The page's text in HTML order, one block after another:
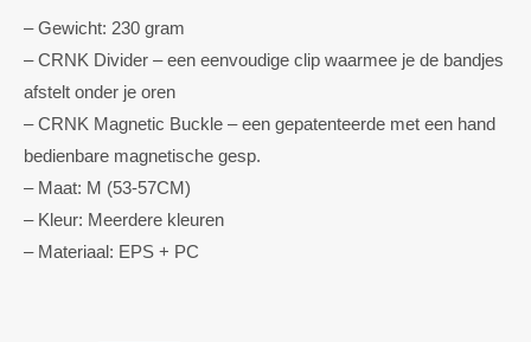
– Gewicht: 230 gram
– CRNK Divider – een eenvoudige clip waarmee je de bandjes
afstelt onder je oren
– CRNK Magnetic Buckle – een gepatenteerde met een hand
bedienbare magnetische gesp.
– Maat: M (53-57CM)
– Kleur: Meerdere kleuren
– Materiaal: EPS + PC